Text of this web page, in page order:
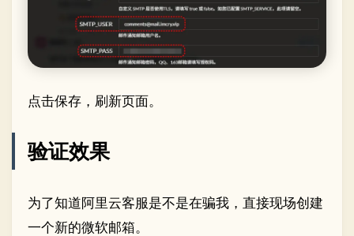
点击保存，刷新页面。
验证效果
为了知道阿里云客服是不是在骗我，直接现场创建
一个新的微软邮箱。